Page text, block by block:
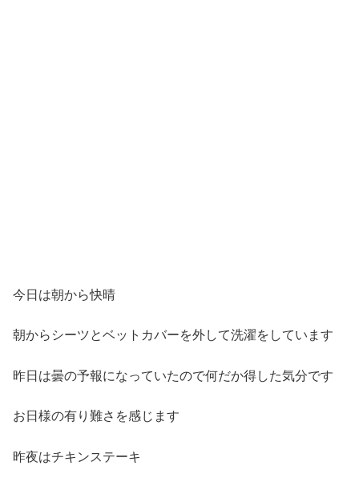
今日は朝から快晴
朝からシーツとベットカバーを外して洗濯をしています
昨日は曇の予報になっていたので何だか得した気分です
お日様の有り難さを感じます
昨夜はチキンステーキ